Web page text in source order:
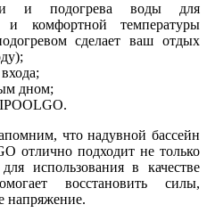
и подогрева воды для
и комфортной температуры
сделает ваш отдых
дном;
что надувной бассейн
отлично подходит не только
использования в качестве
восстановить силы,
напряжение.